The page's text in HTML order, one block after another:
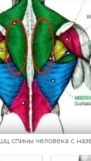
спины человека с